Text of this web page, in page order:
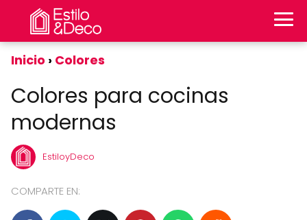
Inicio Colores
Colores para cocinas
modernas
EstiloyDeco
COMPARTE EN: